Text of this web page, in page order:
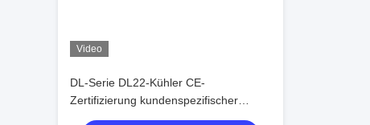
Video
DL-Serie DL22-Kühler CE-
Zertifizierung kundenspezifischer
Luftkühler 3 PS